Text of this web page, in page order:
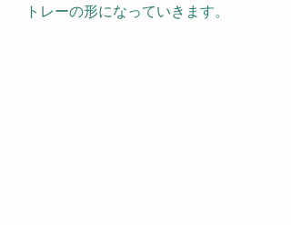
トレーの形になっていきます。